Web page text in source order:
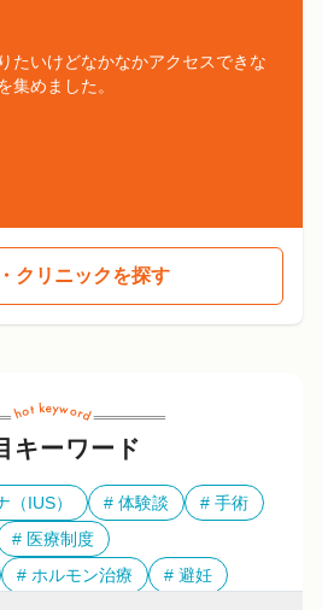
たいけどなかなかアクセスできな
集めました。
クリニックを探す
キーワード
（IUS） 体験談
手術
医療制度
ホルモン治療
避妊